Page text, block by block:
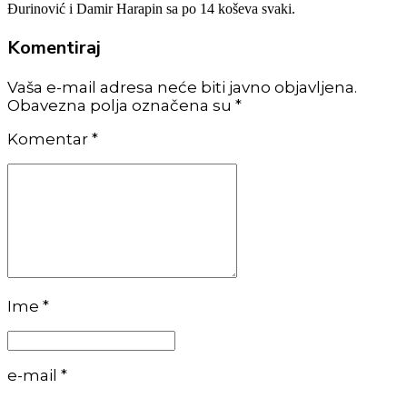
Đurinović i Damir Harapin sa po 14 koševa svaki.
Komentiraj
Vaša e-mail adresa neće biti javno objavljena.
Obavezna polja označena su *
Komentar *
Ime *
e-mail *